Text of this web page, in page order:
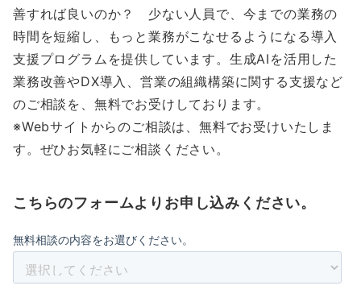
善すれば良いのか？ 少ない人員で、今までの業務の
時間を短縮し、もっと業務がこなせるようになる導入
支援プログラムを提供しています。生成AIを活用した
業務改善やDX導入、営業の組織構築に関する支援など
のご相談を、無料でお受けしております。
※Webサイトからのご相談は、無料でお受けいたしま
す。ぜひお気軽にご相談ください。
こちらのフォームよりお申し込みください。